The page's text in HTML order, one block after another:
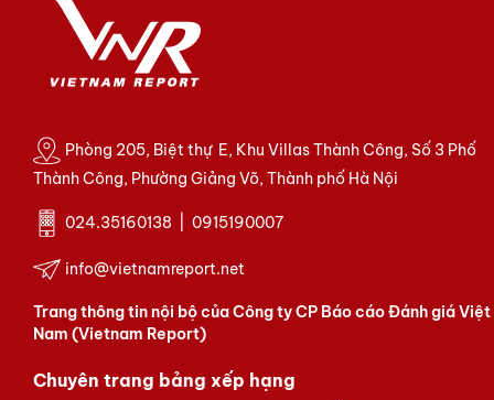
Phòng 205, Biệt thự E, Khu Villas Thành Công, Số 3 Phố
Thành Công, Phường Giảng Võ, Thành phố Hà Nội
024.35160138 | 0915190007
info@vietnamreport.net
Trang thông tin nội bộ của Công ty CP Báo cáo Đánh giá Việt
Nam (Vietnam Report)
Chuyên trang bảng xếp hạng